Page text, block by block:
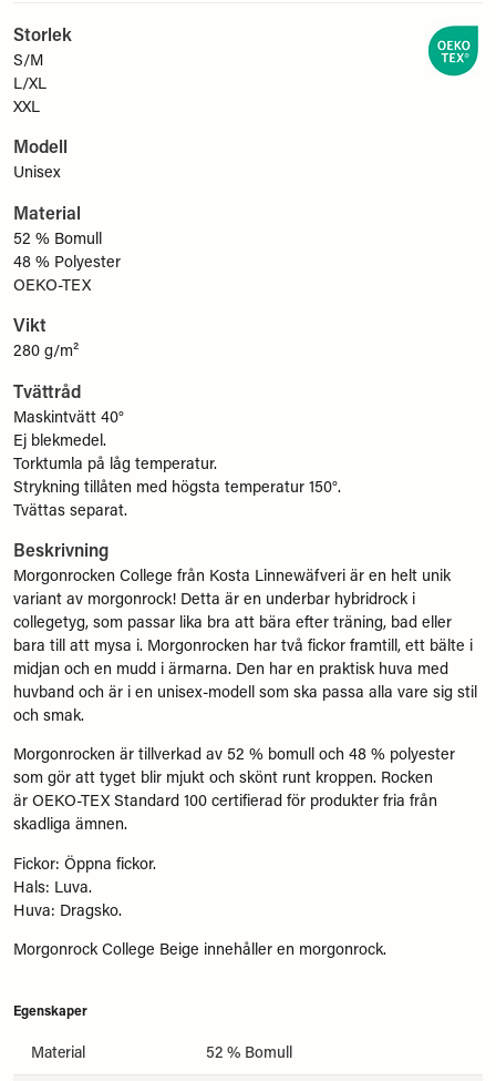
Storlek
S/M
L/XL
XXL
Modell
Unisex
Material
52 % Bomull
48 % Polyester
OEKO-TEX
Vikt
280 g/m²
Tvättråd
Maskintvätt 40°
Ej blekmedel.
Torktumla på låg temperatur.
Strykning tillåten med högsta temperatur 150°.
Tvättas separat.
Beskrivning
Morgonrocken College från Kosta Linnewäfveri är en helt unik
variant av morgonrock! Detta är en underbar hybridrock i
collegetyg, som passar lika bra att bära efter träning, bad eller
bara till att mysa i. Morgonrocken har två fickor framtill, ett bälte i
midjan och en mudd i ärmarna. Den har en praktisk huva med
huvband och är i en unisex-modell som ska passa alla vare sig stil
och smak.
Morgonrocken är tillverkad av 52 % bomull och 48 % polyester
som gör att tyget blir mjukt och skönt runt kroppen. Rocken
är OEKO-TEX Standard 100 certifierad för produkter fria från
skadliga ämnen.
Fickor: Öppna fickor.
Hals: Luva.
Huva: Dragsko.
Morgonrock College Beige innehåller en morgonrock.
Egenskaper
Material 52 % Bomull